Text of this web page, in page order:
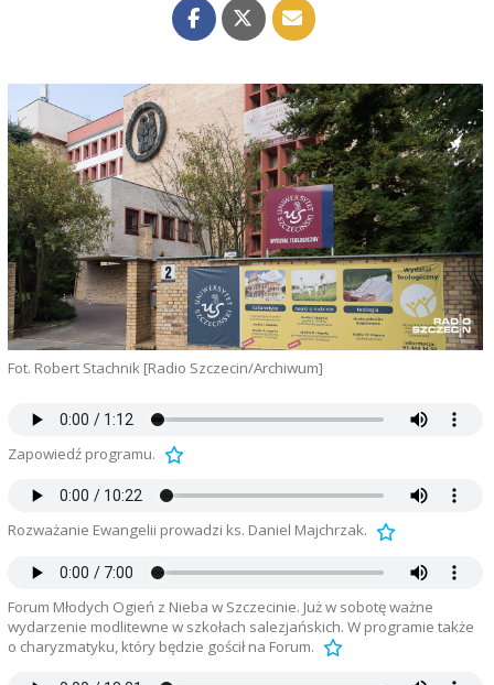
Fot. Robert Stachnik [Radio Szczecin/Archiwum]
Zapowiedź programu.
Rozważanie Ewangelii prowadzi ks. Daniel Majchrzak.
Forum Młodych Ogień z Nieba w Szczecinie. Już w sobotę ważne
wydarzenie modlitewne w szkołach salezjańskich. W programie także
o charyzmatyku, który będzie gościł na Forum.